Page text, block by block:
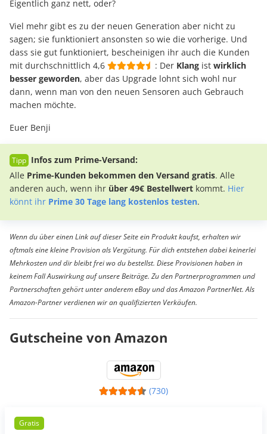
Eigentlich ganz nett, oder?
Viel mehr gibt es zu der neuen Generation aber nicht zu
sagen; sie funktioniert ansonsten so wie die vorherige. Und
dass sie gut funktioniert, bescheinigen ihr auch die Kunden
mit durchschnittlich 4,6
: Der Klang ist wirklich
besser geworden, aber das Upgrade lohnt sich wohl nur
dann, wenn man von den neuen Sensoren auch Gebrauch
machen möchte.
Euer Benji
Infos zum Prime-Versand:
Alle Prime-Kunden bekommen den Versand gratis. Alle
anderen auch, wenn ihr über 49€ Bestellwert kommt. Hier
könnt ihr Prime 30 Tage lang kostenlos testen.
Wenn du über einen Link auf dieser Seite ein Produkt kaufst, erhalten wir
oftmals eine kleine Provision als Vergütung. Für dich entstehen dabei keinerlei
Mehrkosten und dir bleibt frei wo du bestellst. Diese Provisionen haben in
keinem Fall Auswirkung auf unsere Beiträge. Zu den Partnerprogrammen und
Partnerschaften gehört unter anderem eBay und das Amazon PartnerNet. Als
Amazon-Partner verdienen wir an qualifizierten Verkäufen.
Gutscheine von Amazon
(730)
Gratis